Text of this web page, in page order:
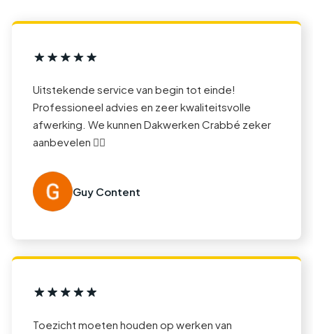
Uitstekende service van begin tot einde!
Professioneel advies en zeer kwaliteitsvolle
afwerking. We kunnen Dakwerken Crabbé zeker
aanbevelen 👍🏻
Guy Content
Toezicht moeten houden op werken van